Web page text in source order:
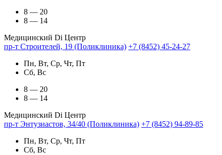
8 — 20
8 — 14
Медицинский Di Центр
пр-т Строителей, 19 (Поликлиника) +7 (8452) 45-24-27
Пн, Вт, Ср, Чт, Пт
Сб, Вс
8 — 20
8 — 14
Медицинский Di Центр
пр-т Энтузиастов, 34/40 (Поликлиника) +7 (8452) 94-89-85
Пн, Вт, Ср, Чт, Пт
Сб, Вс